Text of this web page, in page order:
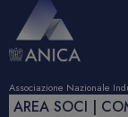
Associazione Nazionale
AREA SOCI |